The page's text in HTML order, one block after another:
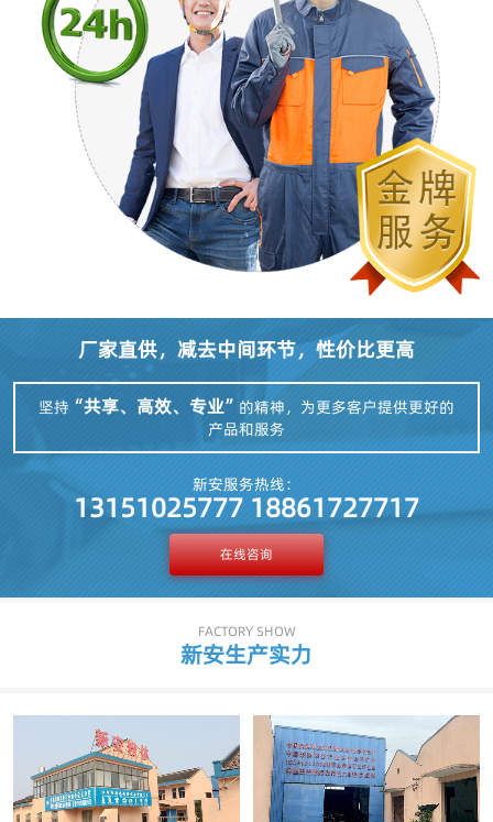
厂家直供，减去中间环节，性价比更高
坚持 “共享、高效、专业” 的精神，为更多客户提供更好的
产品和服务
新安服务热线：
13151025777 18861727717
在线咨询
FACTORY SHOW
新安生产实力